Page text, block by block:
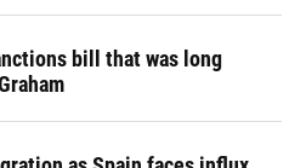
bill that was long